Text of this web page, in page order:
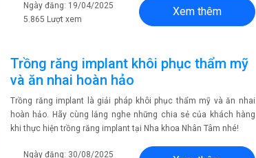
Ngày đăng: 19/04/2025
5.865 Lượt xem
Xem thêm
Trồng răng implant khôi phục thẩm mỹ
và ăn nhai hoàn hảo
Trồng răng implant là giải pháp khôi phục thẩm mỹ và ăn nhai
hoàn hảo. Hãy cùng lắng nghe những chia sẻ của khách hàng
khi thực hiện trồng răng implant tại Nha khoa Nhân Tâm nhé!
Ngày đăng: 30/08/2025